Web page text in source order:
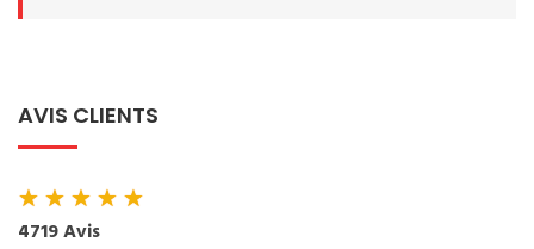
AVIS CLIENTS
★★★★★
4719 Avis